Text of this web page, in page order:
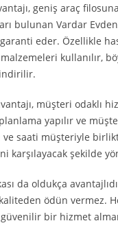
geniş araç
bulunan Vardar
eder. Özellikle
kullanılır,
indirilir.
müşteri odaklı
yapılır ve
ve saati müşteriyle
karşılayacak şekilde
da oldukça
ödün vermez.
bir hizmet